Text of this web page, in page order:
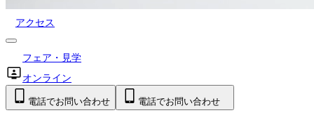
アクセス
フェア・見学
オンライン
電話でお問い合わせ 電話でお問い合わせ